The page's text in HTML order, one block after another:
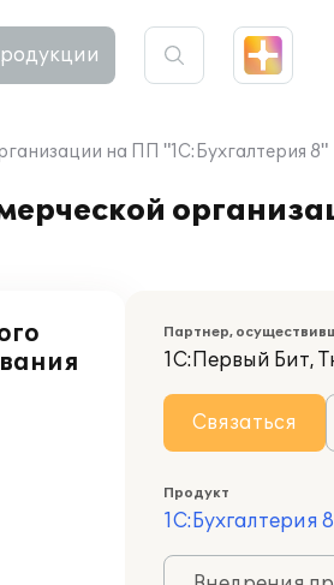
на ПП "1С:Бухгалтерия 8"
Партнер,
1С:Первый Бит,
Связаться
Продукт
1С:Бухгалтерия 8